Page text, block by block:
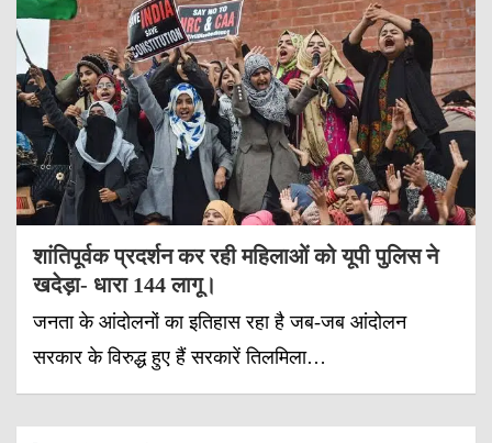
शांतिपूर्वक प्रदर्शन कर रही महिलाओं को यूपी पुलिस ने
खदेड़ा- धारा 144 लागू।
जनता के आंदोलनों का इतिहास रहा है जब-जब आंदोलन
सरकार के विरुद्ध हुए हैं सरकारें तिलमिला…